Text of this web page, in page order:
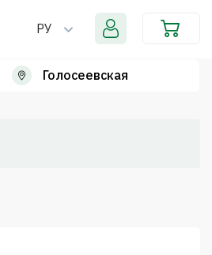
РУ
Голосеевская